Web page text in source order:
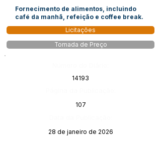
Fornecimento de alimentos, incluindo
café da manhã, refeição e coffee break.
Licitações
Tomada de Preço
14193
107
28 de janeiro de 2026